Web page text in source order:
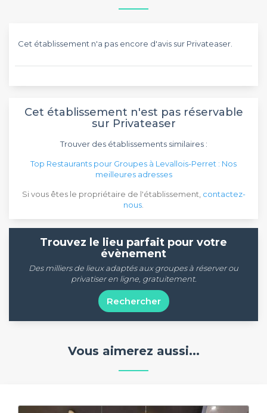
Cet établissement n'a pas encore d'avis sur Privateaser.
Cet établissement n'est pas réservable
sur Privateaser
Trouver des établissements similaires :
Top Restaurants pour Groupes à Levallois-Perret : Nos
meilleures adresses
Si vous êtes le propriétaire de l'établissement, contactez-
nous
Trouvez le lieu parfait pour votre
évènement
Des milliers de lieux adaptés aux groupes à réserver ou
privatiser en ligne, gratuitement.
Rechercher
Vous aimerez aussi...